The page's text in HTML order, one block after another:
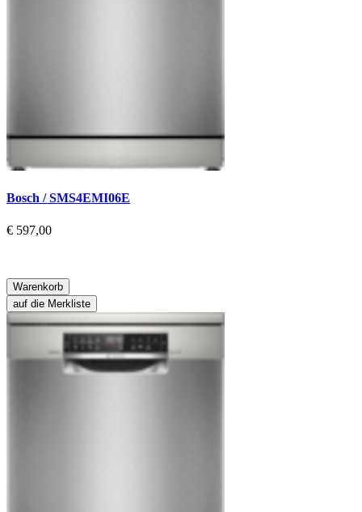
Bosch / SMS4EMI06E
€ 597,00
Warenkorb
auf die Merkliste